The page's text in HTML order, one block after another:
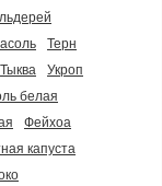
Терн
Тыква
Укроп
белая
Фейхоа
капуста